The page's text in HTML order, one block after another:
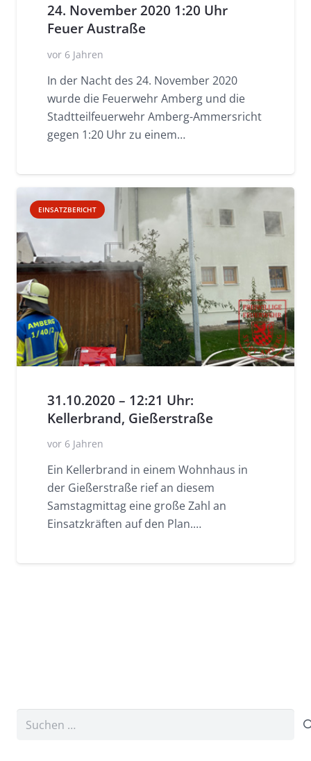
24. November 2020 1:20 Uhr
Feuer Austraße
vor 6 Jahren
In der Nacht des 24. November 2020
wurde die Feuerwehr Amberg und die
Stadtteilfeuerwehr Amberg-Ammersricht
gegen 1:20 Uhr zu einem…
EINSATZBERICHT
31.10.2020 – 12:21 Uhr:
Kellerbrand, Gießerstraße
vor 6 Jahren
Ein Kellerbrand in einem Wohnhaus in
der Gießerstraße rief an diesem
Samstagmittag eine große Zahl an
Einsatzkräften auf den Plan.…
Suchen